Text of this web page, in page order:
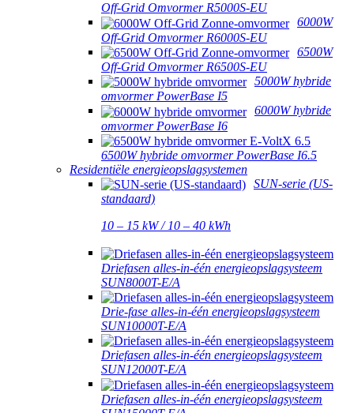
Off-Grid Omvormer R5000S-EU
6000W
Off-Grid Omvormer R6000S-EU
6500W
Off-Grid Omvormer R6500S-EU
5000W hybride
omvormer PowerBase I5
6000W hybride
omvormer PowerBase I6
6500W hybride omvormer PowerBase I6.5
Residentiële energieopslagsystemen
SUN-serie (US-
standaard)
10 – 15 kW / 10 – 40 kWh
Driefasen alles-in-één energieopslagsysteem
SUN8000T-E/A
Drie-fase alles-in-één energieopslagsysteem
SUN10000T-E/A
Driefasen alles-in-één energieopslagsysteem
SUN12000T-E/A
Driefasen alles-in-één energieopslagsysteem